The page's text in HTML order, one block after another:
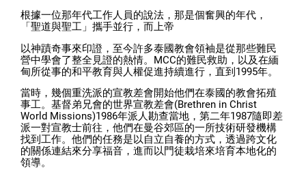
根據一位那年代工作人員的說法，那是個奮興的年代，
「聖道與聖工」攜手並行，而上帝
以神蹟奇事來印證，至今許多泰國教會領袖是從那些難民
營中學會了整全見證的熱情。MCC的難民救助，以及在緬
甸所從事的和平教育與人權促進持續進行，直到1995年。
當時，幾個重洗派的宣教差會開始他們在泰國的教會拓殖
事工。基督弟兄會的世界宣教差會(Brethren in Christ
World Missions)1986年派人勘查當地，第二年1987隨即差
派一對宣教士前往，他們在曼谷郊區的一所技術研發機構
找到工作。他們的任務是以自立自養的方式，透過跨文化
的關係連結來分享福音，進而以門徒栽培來培育本地化的
領導。